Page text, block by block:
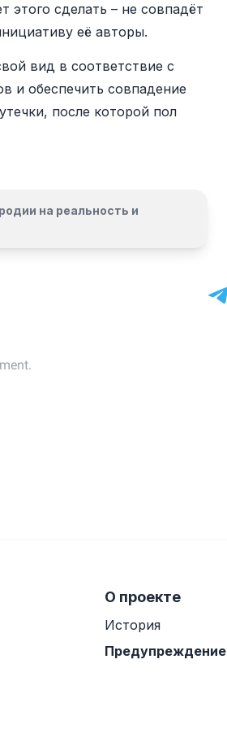
этого сделать – не совпадёт
её авторы.
вид в соответствие с
и обеспечить совпадение
после которой пол
на реальность и
О проекте
История
Предупреждение